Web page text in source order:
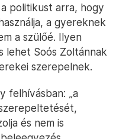
politikust arra, hogy
a gyereknek
a szülőé. Ilyen
lehet Soós Zoltánnak
szerepelnek.
felhívásban: „a
és nem is